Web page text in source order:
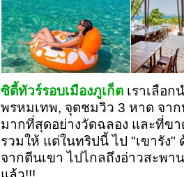
ซิตี้ทัวร์รอบเมืองภูเก็ต เราเลือ
พรหมเทพ, จุดชมวิว 3 หาด จา
มากที่สุดอย่างวัดฉลอง และที่ขา
รวมให้ แต่ในทริปนี้ ไป "เขารัง"
จากตีนเขา ไปไกลถึงอ่าวสะพ